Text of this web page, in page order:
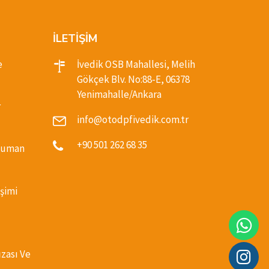
Ve
İLETİŞİM
İvedik OSB Mahallesi, Melih
Gökçek Blv. No:88-E, 06378
Yenimahalle/Ankara
info@otodpfivedik.com.tr
+90 501 262 68 35